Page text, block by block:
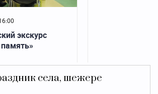
села, шежере